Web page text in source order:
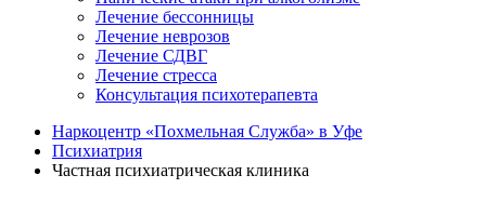
Лечение бессонницы
Лечение неврозов
Лечение СДВГ
Лечение стресса
Консультация психотерапевта
Наркоцентр «Похмельная Служба» в Уфе
Психиатрия
Частная психиатрическая клиника